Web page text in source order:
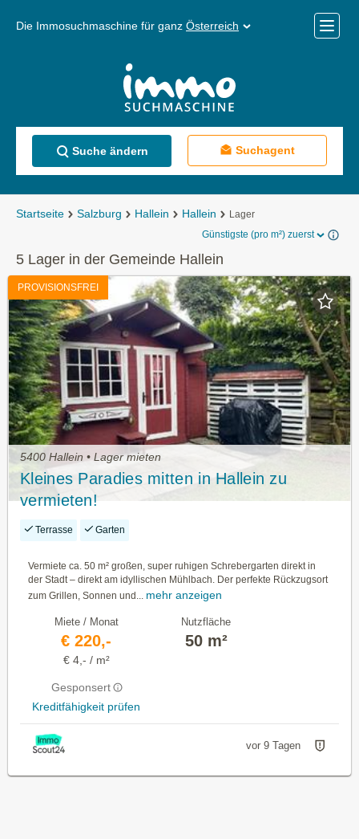
Die Immosuchmaschine für ganz Österreich
Menü
Suche ändern Suchagent
Startseite Salzburg Hallein Hallein
Lager
Günstigste (pro m²) zuerst
5 Lager in der Gemeinde Hallein
PROVISIONSFREI
5400 Hallein • Lager mieten
Kleines Paradies mitten in Hallein zu
vermieten!
Terrasse Garten
Vermiete ca. 50 m² großen, super ruhigen Schrebergarten direkt in
der Stadt – direkt am idyllischen Mühlbach. Der perfekte Rückzugsort
zum Grillen, Sonnen und...
mehr anzeigen
Miete / Monat
€ 220,-
€ 4,- / m²
Gesponsert
Kreditfähigkeit prüfen
Nutzfläche
50 m²
vor 9 Tagen